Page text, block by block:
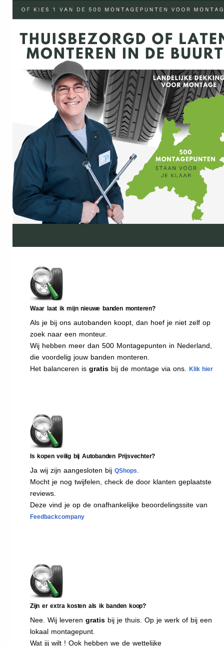
Waar laat ik mijn nieuwe banden monteren?
Als je bij ons autobanden koopt, dan hoef je niet zelf op
zoek naar een monteur.
Wij hebben meer dan 500 Montagepunten in Nederland,
die voordelig jouw banden monteren.
Het balanceren is gratis bij de montage via ons. Klik hier
Is kopen veilig bij Autobanden Prijsvechter?
Ja wij zijn aangesloten bij QShops
Mocht je nog twijfelen, check de door klanten geplaatste
reviews.
Deze vind je op de onafhankelijke beoordelingssite van
Feedbackcompany
Zijn er extra kosten als ik banden koop?
Nee. Wij leveren gratis bij je thuis. Op je werk of bij een
lokaal montagepunt.
Wat jij wilt ! Ook hebben we de wettelijke